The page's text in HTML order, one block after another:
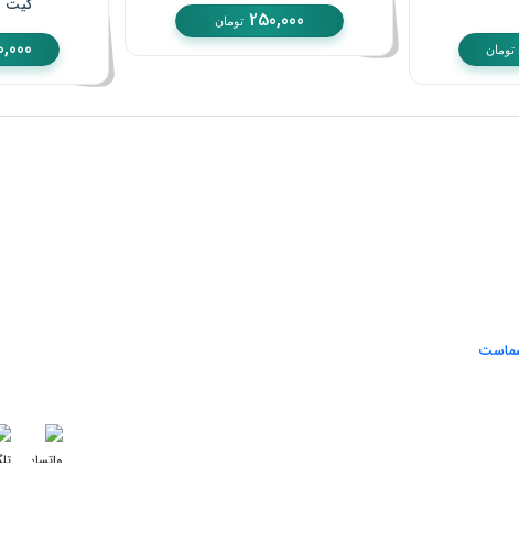
تومان
250,000 تومان
کیت